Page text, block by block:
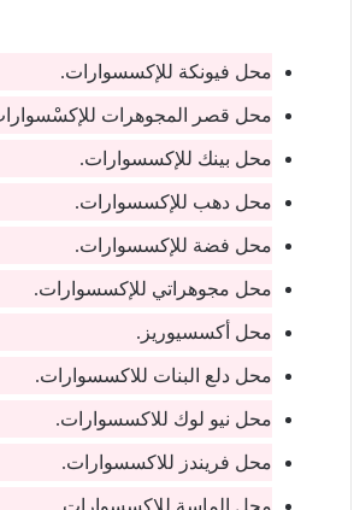
محل فيونكة للإكسسوارات.
محل قصر المجوهرات
محل بينك للإكسسوارات.
محل دهب للإكسسوارات.
محل فضة للإكسسوارات.
محل مجوهراتي للإكسسوارات.
محل أكسسيوريز.
محل دلع البنات للاكسسوارات.
محل نيو لوك للاكسسوارات.
محل فريندز للاكسسوارات.
محل الماسة للاكسسوارات.